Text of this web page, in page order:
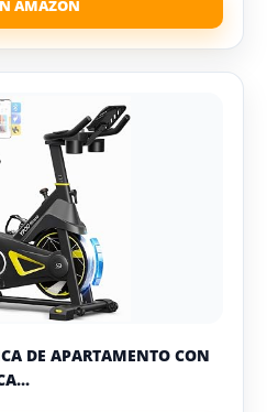
DE APARTAMENTO CON